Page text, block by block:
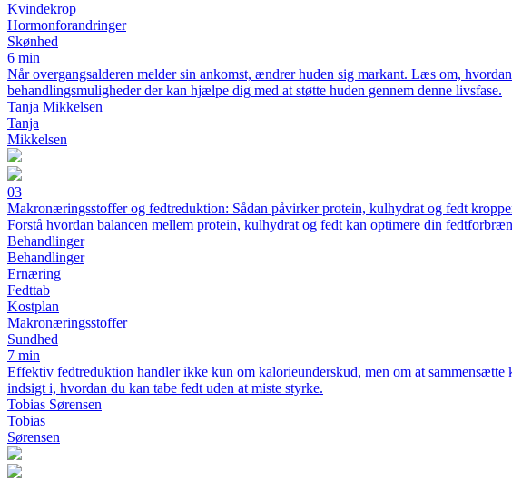
Kvindekrop
Hormonforandringer
Skønhed
6 min
Når overgangsalderen melder sin ankomst, ændrer huden sig markant. Læs om,
behandlingsmuligheder der kan hjælpe dig med at støtte huden gennem denne livsfase.
Tanja Mikkelsen
Tanja
Mikkelsen
03
Makronæringsstoffer og fedtreduktion: Sådan påvirker protein, kulhydrat og fedt
Forstå hvordan balancen mellem protein, kulhydrat og fedt kan optimere din
Behandlinger
Behandlinger
Ernæring
Fedttab
Kostplan
Makronæringsstoffer
Sundhed
7 min
Effektiv fedtreduktion handler ikke kun om kalorieunderskud, men om at
indsigt i, hvordan du kan tabe fedt uden at miste styrke.
Tobias Sørensen
Tobias
Sørensen